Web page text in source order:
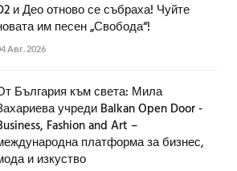
и Део отново се събраха! Чуйте
им песен „Свобода“!
Авг. 2026
България към света: Мила
учреди Balkan Open Door -
Fashion and Art –
платформа за бизнес,
и изкуство